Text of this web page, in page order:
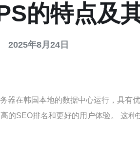
的特点及
2025年8月24日
在韩国本地的数据中心运行，具有
SEO排名和更好的用户体验。 这种